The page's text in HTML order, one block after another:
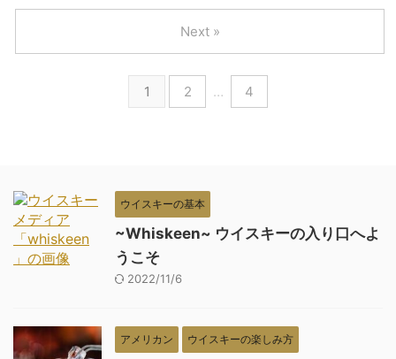
1 2 … 4
Next »
ウイスキーの基本
~Whiskeen~ ウイスキーの入り口へよ
うこそ
2022/11/6
アメリカン ウイスキーの楽しみ方